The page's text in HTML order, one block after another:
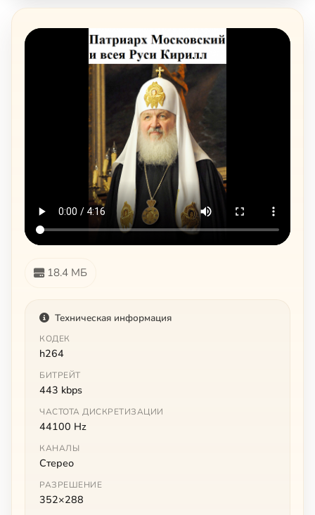
18.4 МБ
Техническая информация
КОДЕК
h264
БИТРЕЙТ
443 kbps
ЧАСТОТА ДИСКРЕТИЗАЦИИ
44100 Hz
КАНАЛЫ
Стерео
РАЗРЕШЕНИЕ
352×288